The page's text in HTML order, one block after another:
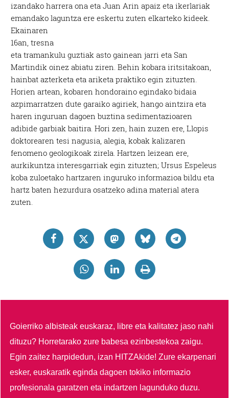
izandako harrera ona eta Juan Arin apaiz eta ikerlariak
emandako laguntza ere eskertu zuten elkarteko kideek.
Ekainaren
16an, tresna
eta tramankulu guztiak asto gainean jarri eta San
Martindik oinez abiatu ziren. Behin kobara iritsitakoan,
hainbat azterketa eta ariketa praktiko egin zituzten.
Horien artean, kobaren hondoraino egindako bidaia
azpimarratzen dute garaiko agiriek, hango aintzira eta
haren inguruan dagoen buztina sedimentazioaren
adibide garbiak baitira. Hori zen, hain zuzen ere, Llopis
doktorearen tesi nagusia, alegia, kobak kalizaren
fenomeno geologikoak zirela. Hartzen leizean ere,
aurkikuntza interesgarriak egin zituzten; Ursus Espeleus
koba zuloetako hartzaren inguruko informazioa bildu eta
hartz baten hezurdura osatzeko adina material atera
zuten.
Goierriko albisteak euskaraz, libre eta kalitatez jaso nahi
dituzu? Horretarako zure babesa ezinbestekoa zaigu.
Egin zaitez harpidedun, izan HITZAkide!Zure ekarpenari
esker, euskaratik eginda dagoen tokiko informazio
profesionala garatzen eta indartzen lagunduko duzu.